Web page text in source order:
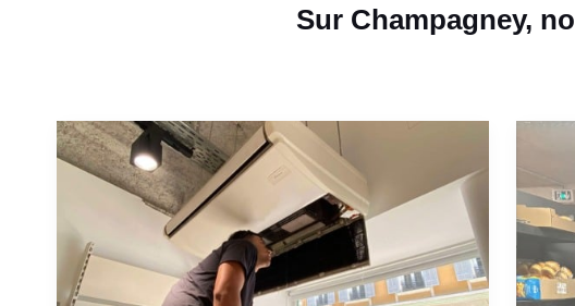
Sur Champagney,